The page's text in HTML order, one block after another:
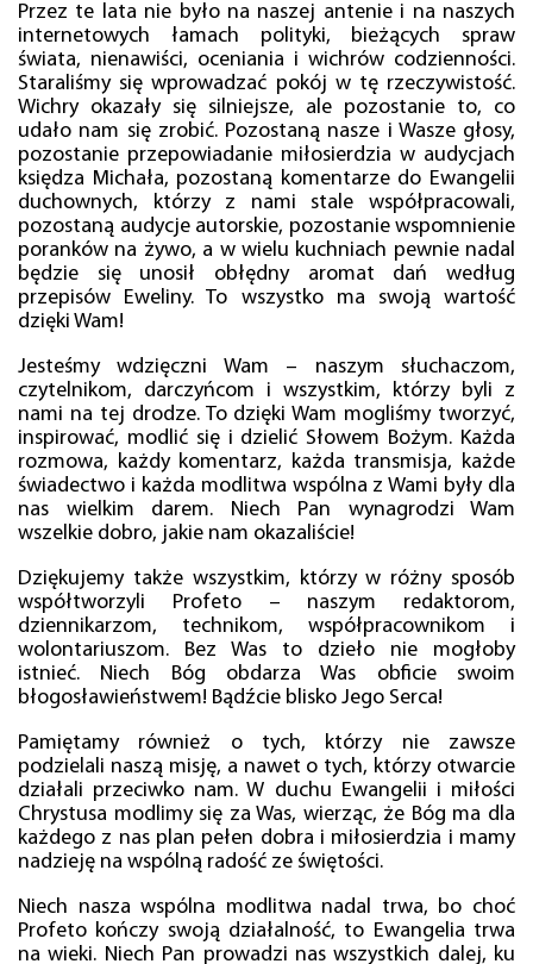
Przez te lata nie było na naszej antenie i na naszych
internetowych łamach polityki, bieżących spraw
świata, nienawiści, oceniania i wichrów codzienności.
Staraliśmy się wprowadzać pokój w tę rzeczywistość.
Wichry okazały się silniejsze, ale pozostanie to, co
udało nam się zrobić. Pozostaną nasze i Wasze głosy,
pozostanie przepowiadanie miłosierdzia w audycjach
księdza Michała, pozostaną komentarze do Ewangelii
duchownych, którzy z nami stale współpracowali,
pozostaną audycje autorskie, pozostanie wspomnienie
poranków na żywo, a w wielu kuchniach pewnie nadal
będzie się unosił obłędny aromat dań według
przepisów Eweliny. To wszystko ma swoją wartość
dzięki Wam!
Jesteśmy wdzięczni Wam – naszym słuchaczom,
czytelnikom, darczyńcom i wszystkim, którzy byli z
nami na tej drodze. To dzięki Wam mogliśmy tworzyć,
inspirować, modlić się i dzielić Słowem Bożym. Każda
rozmowa, każdy komentarz, każda transmisja, każde
świadectwo i każda modlitwa wspólna z Wami były dla
nas wielkim darem. Niech Pan wynagrodzi Wam
wszelkie dobro, jakie nam okazaliście!
Dziękujemy także wszystkim, którzy w różny sposób
współtworzyli Profeto – naszym redaktorom,
dziennikarzom, technikom, współpracownikom i
wolontariuszom. Bez Was to dzieło nie mogłoby
istnieć. Niech Bóg obdarza Was obficie swoim
błogosławieństwem! Bądźcie blisko Jego Serca!
Pamiętamy również o tych, którzy nie zawsze
podzielali naszą misję, a nawet o tych, którzy otwarcie
działali przeciwko nam. W duchu Ewangelii i miłości
Chrystusa modlimy się za Was, wierząc, że Bóg ma dla
każdego z nas plan pełen dobra i miłosierdzia i mamy
nadzieję na wspólną radość ze świętości.
Niech nasza wspólna modlitwa nadal trwa, bo choć
Profeto kończy swoją działalność, to Ewangelia trwa
na wieki. Niech Pan prowadzi nas wszystkich dalej, ku